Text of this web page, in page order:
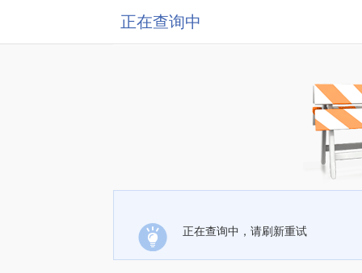
正在查询中
正在查询中，请刷新重试